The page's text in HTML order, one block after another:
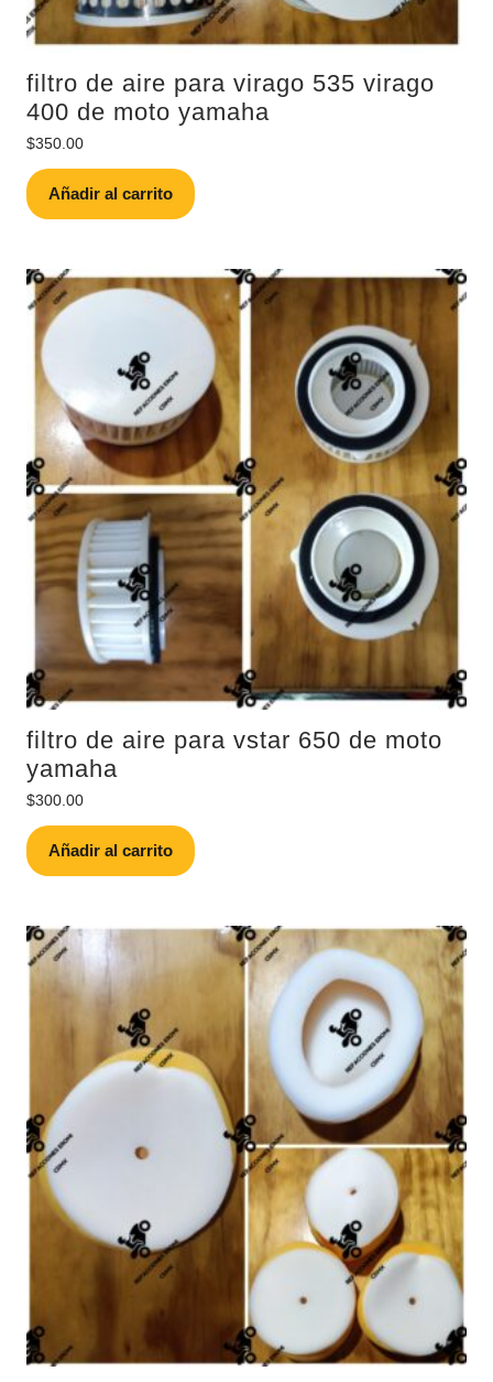
filtro de aire para virago 535 virago
400 de moto yamaha
$350.00
Añadir al carrito
filtro de aire para vstar 650 de moto
yamaha
$300.00
Añadir al carrito